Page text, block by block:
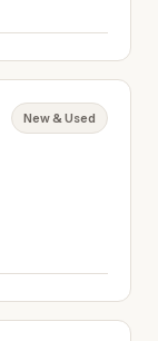
New & Used